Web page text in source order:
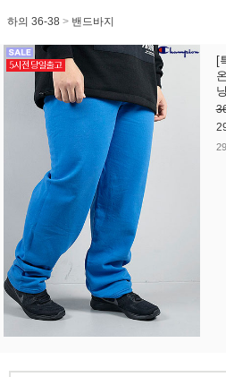
하의 36-38 > 밴드바지
[